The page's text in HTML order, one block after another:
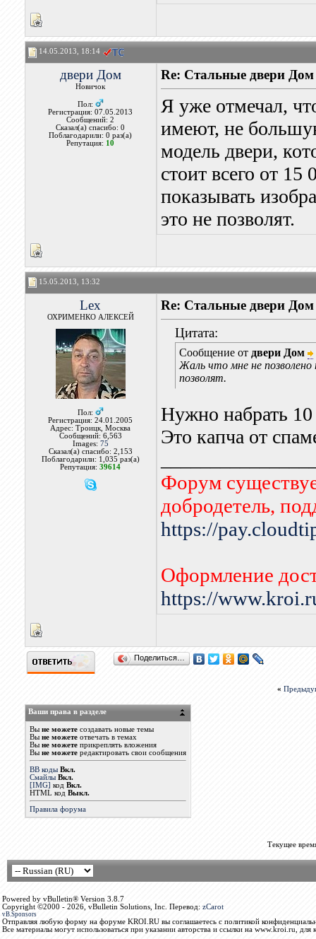
14.05.2013, 18:14
двери Дом
Новичок
Пол:
Регистрация: 07.05.2013
Сообщений: 2
Сказал(а) спасибо: 0
Поблагодарили: 0 раз(а)
Репутация: 10
Re: Стальные двери Дом
Я уже отмечал,
имеют, не
модель двери,
стоит всего от
показывать
это не позволят.
15.05.2013, 13:32
Lex
ОХРИМЕНКО АЛЕКСЕЙ
Пол:
Регистрация: 24.01.2005
Адрес: Троицк, Москва
Сообщений: 6,563
Images: 75
Сказал(а) спасибо: 2,153
Поблагодарили: 1,035 раз(а)
Репутация:39614
Re: Стальные двери Дом
Цитата:
Сообщение от двери Дом
Жаль что мне не
позволят.
Нужно набрать
Это капча от
Форум
добродетель,
https://
Оформление
https://
Поделиться…
«
Ваши права в разделе
Вы не можетесоздавать новые темы
Вы не можетеотвечать в темах
Вы не можетеприкреплять вложения
Вы не можетередактировать свои сообщения
BB коды Вкл.
Смайлы Вкл.
[IMG] код Вкл.
HTML код Выкл.
Правила форума
Текущее
Powered by vBulletin® Version 3.8.7
Copyright ©2000 - 2026, vBulletin Solutions, Inc. Перевод: zCarot
vB.Sponsors
Отправляя любую форму на форуме KROI.RU вы соглашаетесь с политикой
Все материалы могут использоваться при указании авторства и ссылки на www.kroi.ru, для